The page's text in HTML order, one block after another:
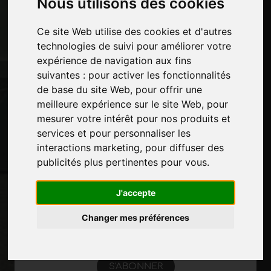
Ce site Web utilise des cookies et d'autres
technologies de suivi pour améliorer votre
expérience de navigation aux fins
suivantes : pour activer les fonctionnalités
de base du site Web, pour offrir une
meilleure expérience sur le site Web, pour
mesurer votre intérêt pour nos produits et
services et pour personnaliser les
interactions marketing, pour diffuser des
publicités plus pertinentes pour vous.
J'accepte
Changer mes préférences
Contacts
Journal
Présentez-vous
Politique de confidentialité
Plan du site
Restez à jour
Ne manquez pas les dernières nouvelles du
secteur, les nouvelles des entreprises, les
innovantes et les salons professionnels.
Inscrivez-vous à la newsletter!
S'ABONNER